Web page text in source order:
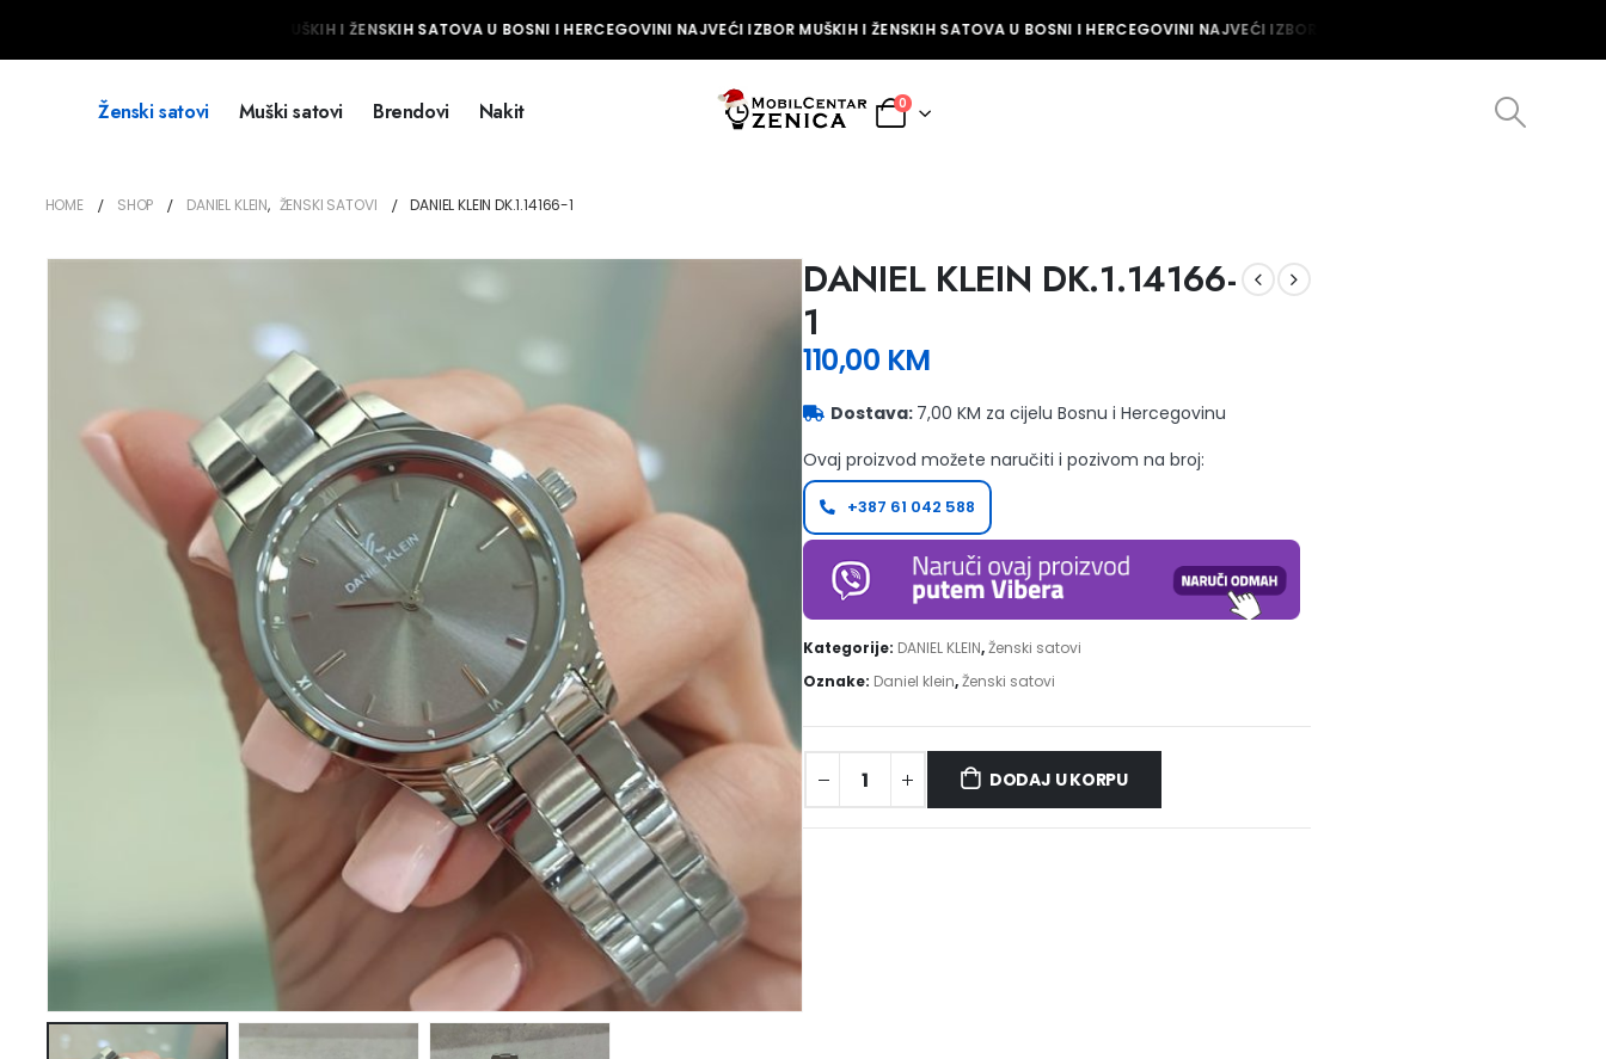
NAJVEĆI IZBOR MUŠKIH I ŽENSKIH SATOVA U BOSNI I HERCEGOVINI NAJVEĆI IZBOR MUŠKIH I ŽENSKIH SATOVA U BOSNI I HERCEGOVINI NAJVEĆI IZBOR MUŠKIH I ŽENSKIH SATOVA U
Ženski satovi Muški satovi Brendovi Nakit 0
HOME SHOP DANIEL KLEIN, ŽENSKI SATOVI DANIEL KLEIN DK.1.14166-1
DANIEL KLEIN DK.1.14166-
1
110,00 KM
Dostava: 7,00 KM za cijelu Bosnu i Hercegovinu
Ovaj proizvod možete naručiti i pozivom na broj:
+387 61 042 588
Kategorije: DANIEL KLEIN,Ženski satovi
Oznake: Daniel klein,Ženski satovi
DODAJ U KORPU